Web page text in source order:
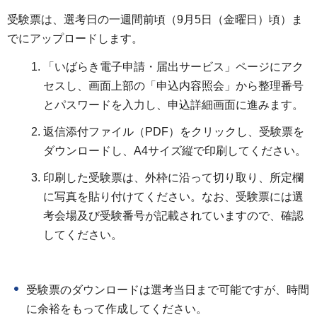
受験票は、選考日の一週間前頃（9月5日（金曜日）頃）ま
でにアップロードします。
「いばらき電子申請・届出サービス」ページにアク
セスし、画面上部の「申込内容照会」から整理番号
とパスワードを入力し、申込詳細画面に進みます。
返信添付ファイル（PDF）をクリックし、受験票を
ダウンロードし、A4サイズ縦で印刷してください。
印刷した受験票は、外枠に沿って切り取り、所定欄
に写真を貼り付けてください。なお、受験票には選
考会場及び受験番号が記載されていますので、確認
してください。
受験票のダウンロードは選考当日まで可能ですが、時間
に余裕をもって作成してください。